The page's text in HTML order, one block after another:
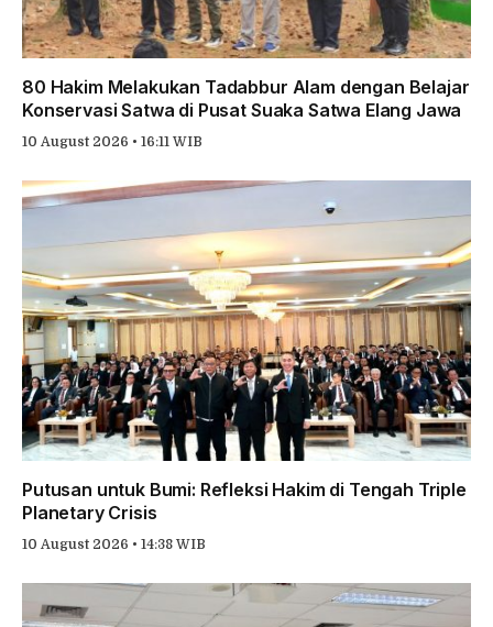
80 Hakim Melakukan Tadabbur Alam dengan Belajar
Konservasi Satwa di Pusat Suaka Satwa Elang Jawa
10 August 2026 • 16:11 WIB
Putusan untuk Bumi: Refleksi Hakim di Tengah Triple
Planetary Crisis
10 August 2026 • 14:38 WIB